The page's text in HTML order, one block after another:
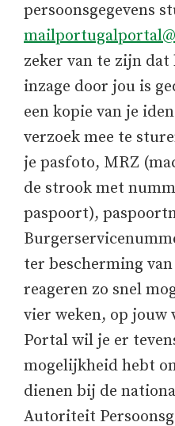
persoonsgegevens
zeker van te zijn
inzage door jou is
een kopie van je
verzoek mee te
je pasfoto, MRZ
de strook met
paspoort),
ter bescherming
reageren zo snel
vier weken, op jouw
Portal wil je er
mogelijkheid hebt
dienen bij de
Autoriteit